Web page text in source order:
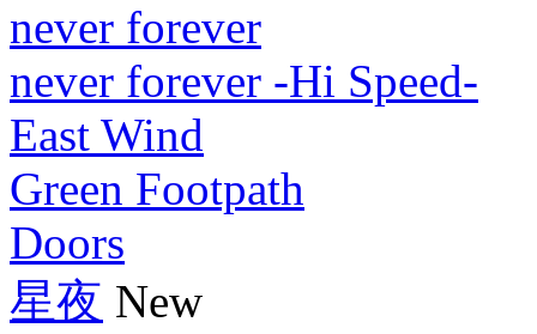
never forever
never forever -Hi Speed-
East Wind
Green Footpath
Doors
星夜 New